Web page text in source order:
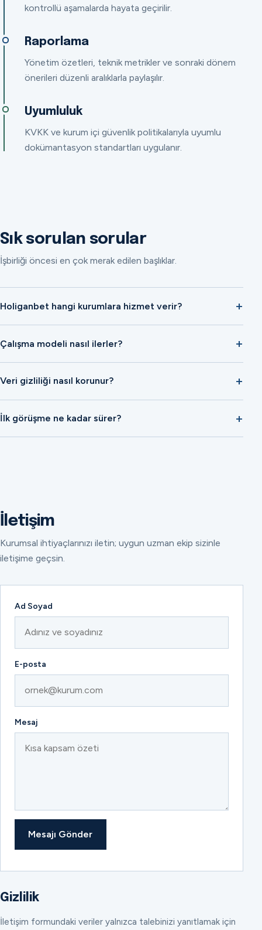
kontrollü aşamalarda hayata geçirilir.
Raporlama
Yönetim özetleri, teknik metrikler ve sonraki dönem
önerileri düzenli aralıklarla paylaşılır.
Uyumluluk
KVKK ve kurum içi güvenlik politikalarıyla uyumlu
dokümantasyon standartları uygulanır.
Sık sorulan sorular
İşbirliği öncesi en çok merak edilen başlıklar.
Holiganbet hangi kurumlara hizmet verir?
Çalışma modeli nasıl ilerler?
Veri gizliliği nasıl korunur?
İlk görüşme ne kadar sürer?
İletişim
Kurumsal ihtiyaçlarınızı iletin; uygun uzman ekip sizinle
iletişime geçsin.
Ad Soyad
E-posta
Mesaj
Mesajı Gönder
Gizlilik
İletişim formundaki veriler yalnızca talebinizi yanıtlamak için